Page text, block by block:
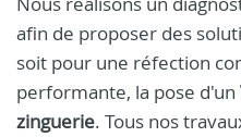
afin de proposer des
soit pour une réfection
performante, la pose d'un
zinguerie. Tous nos